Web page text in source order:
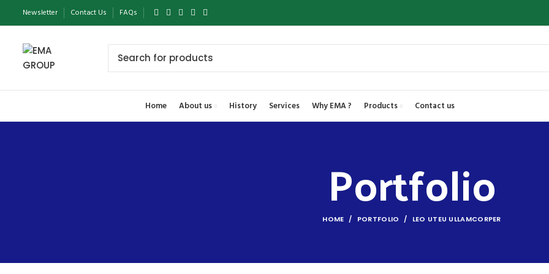
Newsletter Contact Us FAQs
Home About us History Services Why EMA ? Products Contact us
Portfolio
HOME PORTFOLIO LEO UTEU ULLAMCORPER